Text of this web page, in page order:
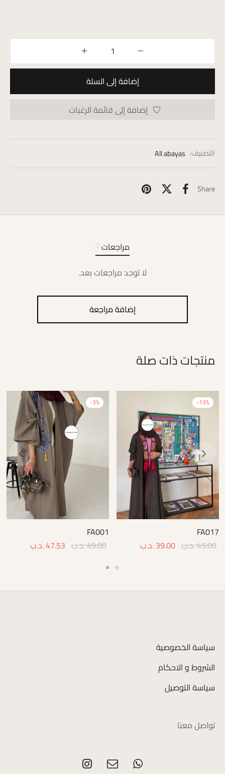
إضافة إلى السلة
إضافة إلى قائمة الرغبات
التصنيف: All abayas
Share
مراجعات0
لا توجد مراجعات بعد.
إضافة مراجعة
منتجات ذات صلة
-13%
FA017
45.00.د.ب 39.00.د.ب
-3%
FA001
49.00.د.ب 47.53.د.ب
سياسة الخصوصية
الشروط و الاحكام
سياسة التوصيل
تواصل معنا